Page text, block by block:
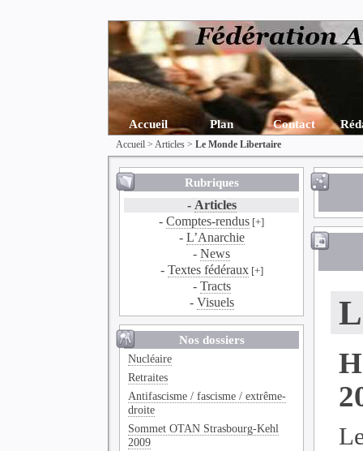
Accueil Plan Contact
Accueil >Articles >Le Monde Libertaire
Rubriques
- Articles
-Comptes-rendus [+]
- L’Anarchie
-News
- Textes fédéraux[+]
- Tracts
- Visuels
Nos dossiers
Nucléaire
Retraites
Antifascisme / fascisme / extrême-
droite
Sommet OTAN Strasbourg-Kehl
2009